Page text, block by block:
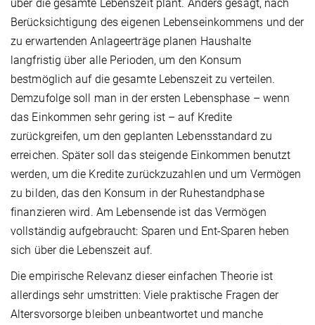
über die gesamte Lebenszeit plant. Anders gesagt, nach
Berücksichtigung des eigenen Lebenseinkommens und der
zu erwartenden Anlageerträge planen Haushalte
langfristig über alle Perioden, um den Konsum
bestmöglich auf die gesamte Lebenszeit zu verteilen.
Demzufolge soll man in der ersten Lebensphase – wenn
das Einkommen sehr gering ist – auf Kredite
zurückgreifen, um den geplanten Lebensstandard zu
erreichen. Später soll das steigende Einkommen benutzt
werden, um die Kredite zurückzuzahlen und um Vermögen
zu bilden, das den Konsum in der Ruhestandphase
finanzieren wird. Am Lebensende ist das Vermögen
vollständig aufgebraucht: Sparen und Ent-Sparen heben
sich über die Lebenszeit auf.
Die empirische Relevanz dieser einfachen Theorie ist
allerdings sehr umstritten: Viele praktische Fragen der
Altersvorsorge bleiben unbeantwortet und manche